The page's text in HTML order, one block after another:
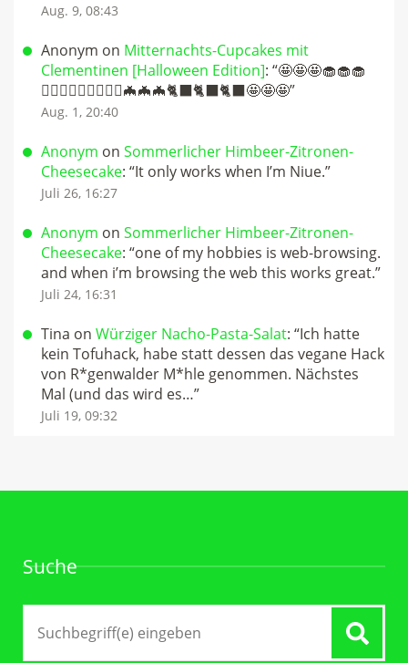
Aug. 9, 08:43
Anonym on Mitternachts-Cupcakes mit
Clementinen [Halloween Edition]: “🤩🤩🤩🧁🧁🧁
🧛🏻‍♀️🧛🏻‍♀️🧛🏻‍♀️🦇🦇🦇🐈‍⬛🐈‍⬛🐈‍⬛🤩🤩🤩”
Aug. 1, 20:40
Anonym on Sommerlicher Himbeer-Zitronen-
Cheesecake: “It only works when I’m Niue.”
Juli 26, 16:27
Anonym on Sommerlicher Himbeer-Zitronen-
Cheesecake: “one of my hobbies is web-browsing.
and when i’m browsing the web this works great.”
Juli 24, 16:31
Tina on Würziger Nacho-Pasta-Salat: “Ich hatte
kein Tofuhack, habe statt dessen das vegane Hack
von R*genwalder M*hle genommen. Nächstes
Mal (und das wird es…”
Juli 19, 09:32
Suche
nach: